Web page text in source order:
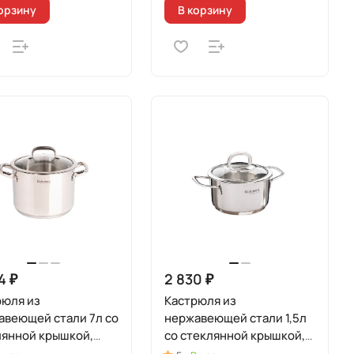
В корзину
₽
из
стали 7л со
крышкой,
2 830 ₽
Кастрюля из
нержавеющей стали 1,5л
со стеклянной крышкой,